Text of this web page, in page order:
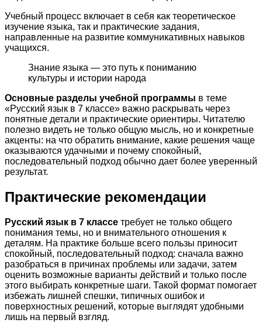
Учебный процесс включает в себя как теоретическое
изучение языка, так и практические задания,
направленные на развитие коммуникативных навыков
учащихся.
Знание языка — это путь к пониманию
культуры и истории народа
Основные разделы учебной программы в теме
«Русский язык в 7 классе» важно раскрывать через
понятные детали и практические ориентиры. Читателю
полезно видеть не только общую мысль, но и конкретные
акценты: на что обратить внимание, какие решения чаще
оказываются удачными и почему спокойный,
последовательный подход обычно дает более уверенный
результат.
Практические рекомендации
Русский язык в 7 классе требует не только общего
понимания темы, но и внимательного отношения к
деталям. На практике больше всего пользы приносит
спокойный, последовательный подход: сначала важно
разобраться в причинах проблемы или задачи, затем
оценить возможные варианты действий и только после
этого выбирать конкретные шаги. Такой формат помогает
избежать лишней спешки, типичных ошибок и
поверхностных решений, которые выглядят удобными
лишь на первый взгляд.